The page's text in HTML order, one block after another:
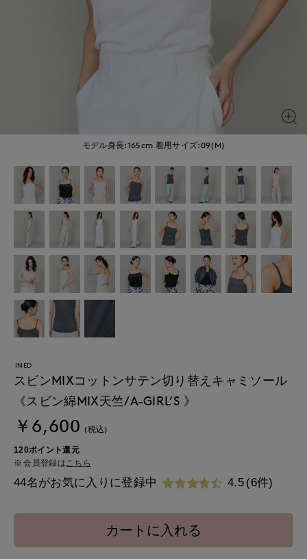
モデル身長:165cm 着用サイズ:09(M)
INED
スビンMIXコットンサテン切り替えキャミソール
《スビン綿MIX天竺/A-GIRL’S 》
￥6,600 (税込)
120ポイント還元
会員登録は こちら
44名がお気に入りに登録中 4.5 (6件)
カートに入れる